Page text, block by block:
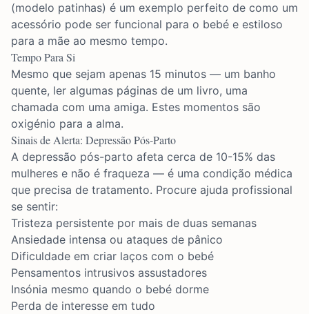
(modelo patinhas) é um exemplo perfeito de como um
acessório pode ser funcional para o bebé e estiloso
para a mãe ao mesmo tempo.
Tempo Para Si
Mesmo que sejam apenas 15 minutos — um banho
quente, ler algumas páginas de um livro, uma
chamada com uma amiga. Estes momentos são
oxigénio para a alma.
Sinais de Alerta: Depressão Pós-Parto
A depressão pós-parto afeta cerca de 10-15% das
mulheres e não é fraqueza — é uma condição médica
que precisa de tratamento. Procure ajuda profissional
se sentir:
Tristeza persistente por mais de duas semanas
Ansiedade intensa ou ataques de pânico
Dificuldade em criar laços com o bebé
Pensamentos intrusivos assustadores
Insónia mesmo quando o bebé dorme
Perda de interesse em tudo